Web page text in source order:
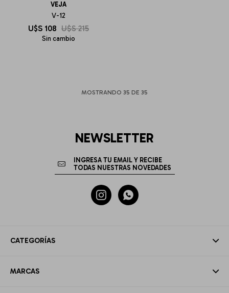
VEJA
V-12
U$S 108 U$S 215
Sin cambio
MOSTRANDO 35 DE 35
CATEGORÍAS
MARCAS
NEWSLETTER
 